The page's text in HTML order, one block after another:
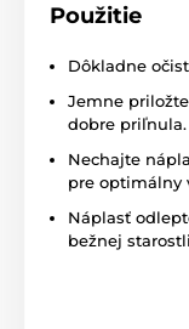
Použitie
Dôkladne
Jemne
dobre priľnula.
Nechajte
pre optimálny
Náplasť
bežnej